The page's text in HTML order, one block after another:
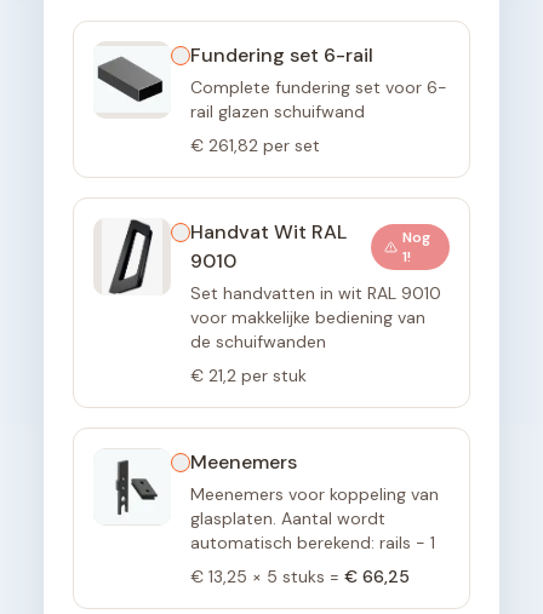
Fundering set 6-rail
Complete fundering set voor 6-
rail glazen schuifwand
€ 261,82 per set
Handvat Wit RAL
9010
Nog
1!
Set handvatten in wit RAL 9010
voor makkelijke bediening van
de schuifwanden
€ 21,2 per stuk
Meenemers
Meenemers voor koppeling van
glasplaten. Aantal wordt
automatisch berekend: rails - 1
€ 13,25 × 5 stuks = € 66,25